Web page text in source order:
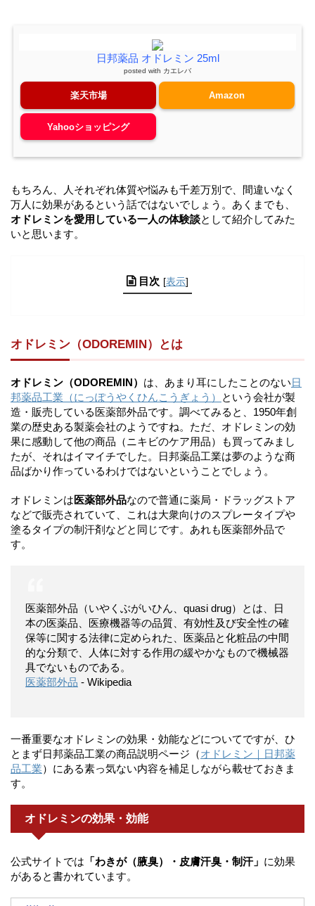
日邦薬品 オドレミン 25ml
posted with カエレバ
楽天市場 Amazon
Yahooショッピング
もちろん、人それぞれ体質や悩みも千差万別で、間違いなく
万人に効果があるという話ではないでしょう。あくまでも、
オドレミンを愛用している一人の体験談として紹介してみた
いと思います。
目次 [表示]
オドレミン（ODOREMIN）とは
オドレミン（ODOREMIN） は、あまり耳にしたことのない日
邦薬品工業（にっぽうやくひんこうぎょう）
という会社が製
造・販売している医薬部外品です。調べてみると、1950年創
業の歴史ある製薬会社のようですね。ただ、オドレミンの効
果に感動して他の商品（ニキビのケア用品）も買ってみまし
たが、それはイマイチでした。日邦薬品工業は夢のような商
品ばかり作っているわけではないということでしょう。
オドレミンは医薬部外品なので普通に薬局・ドラッグストア
などで販売されていて、これは大衆向けのスプレータイプや
塗るタイプの制汗剤などと同じです。あれも医薬部外品で
す。
医薬部外品（いやくぶがいひん、quasi drug）とは、日
本の医薬品、医療機器等の品質、有効性及び安全性の確
保等に関する法律に定められた、医薬品と化粧品の中間
的な分類で、人体に対する作用の緩やかなもので機械器
具でないものである。
医薬部外品 - Wikipedia
一番重要なオドレミンの効果・効能などについてですが、ひ
とまず日邦薬品工業の商品説明ページ（オドレミン｜日邦薬
品工業）にある素っ気ない内容を補足しながら載せておきま
す。
オドレミンの効果・効能
公式サイトでは 「わきが（腋臭）・皮膚汗臭・制汗」 に効果
があると書かれています。